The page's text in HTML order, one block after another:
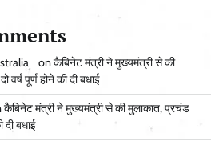
onकैबिनेट मंत्री ने मुख्यमंत्री से की
पूर्ण होने की दी बधाई
कैबिनेट मंत्री ने मुख्यमंत्री से की मुलाकात, प्रचंड
दी बधाई